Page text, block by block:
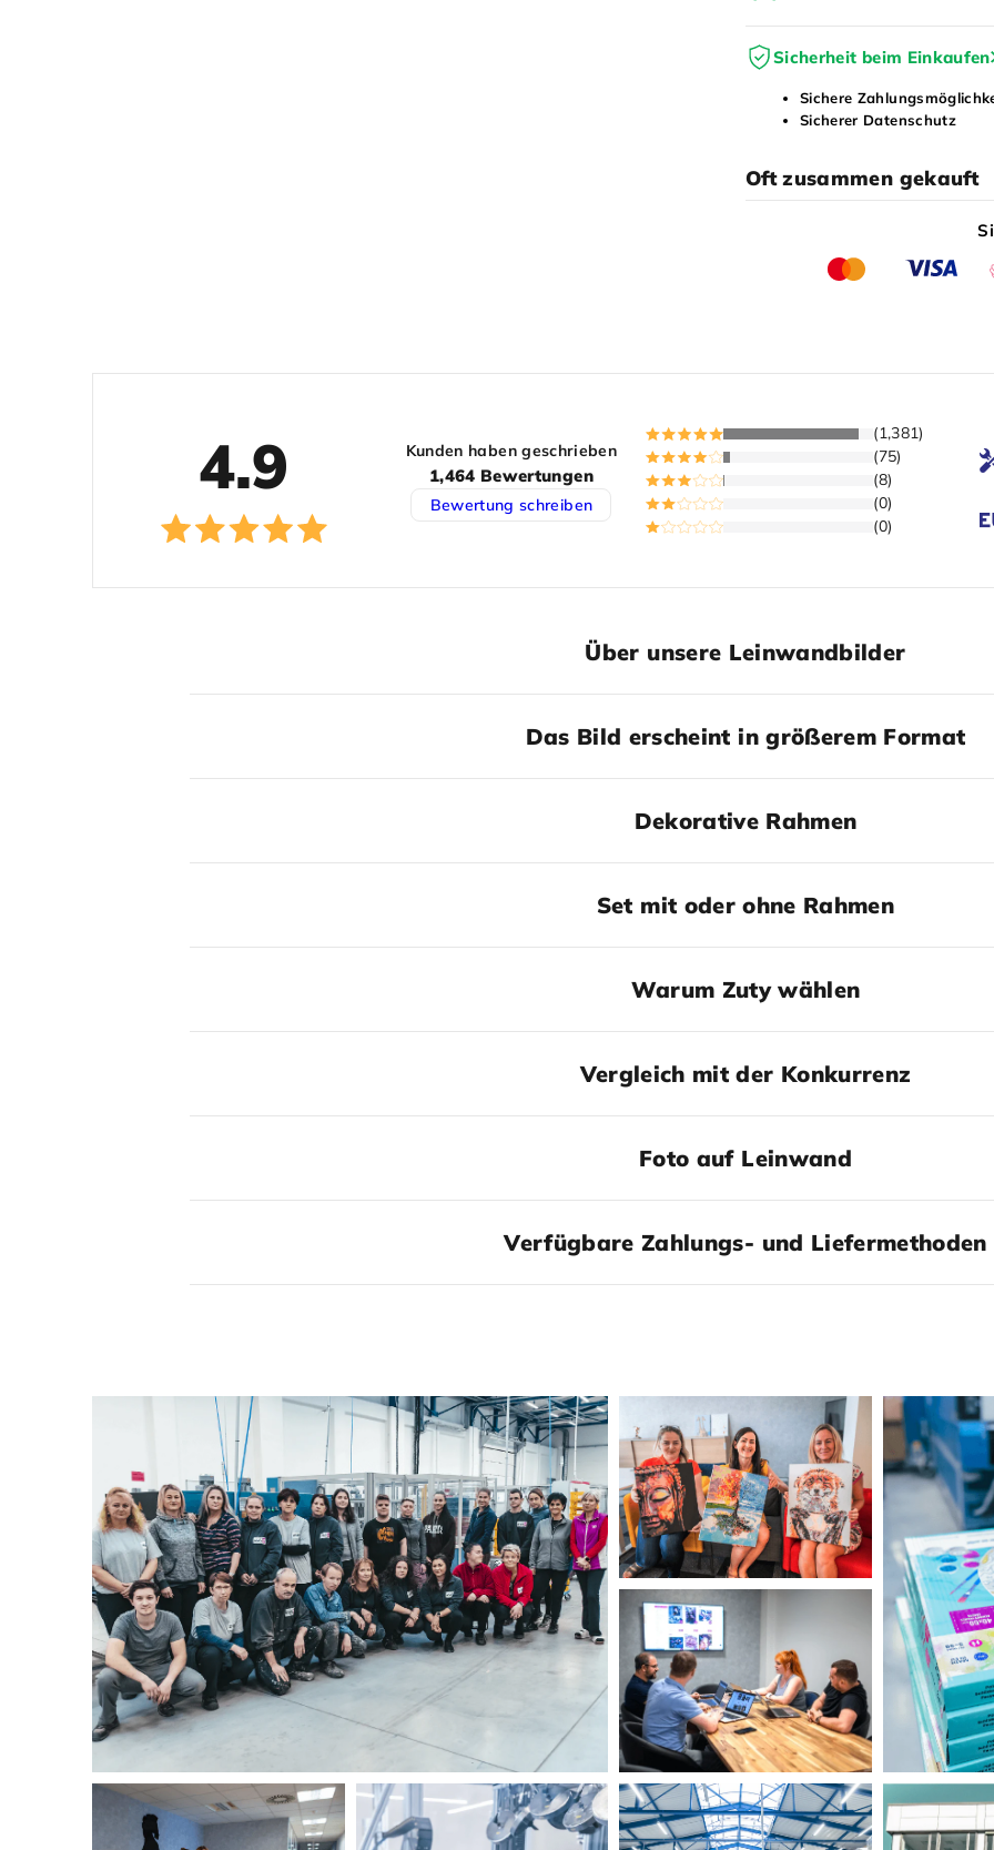
Sicherheit beim Einkaufen
Sichere
Sicherer Datenschutz
Oft zusammen gekauft
4.9 Kunden haben geschrieben
1,464 Bewertungen
Bewertung schreiben
(1,381)
(75)
(8)
(0)
(0)
Über unsere Leinwandbilder
Das Bild erscheint in größerem Format
Dekorative Rahmen
Set mit oder ohne Rahmen
Warum Zuty wählen
Vergleich mit der Konkurrenz
Foto auf Leinwand
Verfügbare Zahlungs- und Liefermethoden